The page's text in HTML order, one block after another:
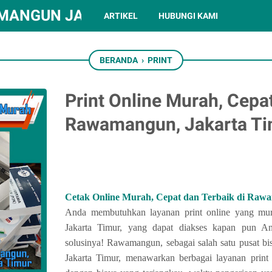
JAKARTA TIMUR
ARTIKEL HUBUNGI KAMI
BERANDA › PRINT
Print Online Murah,
Rawamangun, Jakarta
Cetak Online Murah, Cepat dan Terbaik di
Anda membutuhkan layanan print online yang
Jakarta Timur, yang dapat diakses kapan pun
solusinya!Rawamangun, sebagai salah satu pusat
Jakarta Timur, menawarkan berbagai layanan